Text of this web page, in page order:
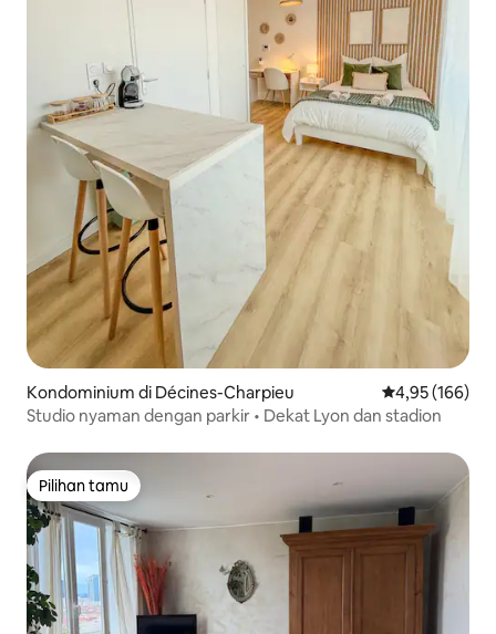
Kondominium di Décines-Charpieu Nilai rata-rata
4,95 (166)
Studio nyaman dengan parkir • Dekat Lyon dan stadion
Pilihan tamu
Pilihan tamu